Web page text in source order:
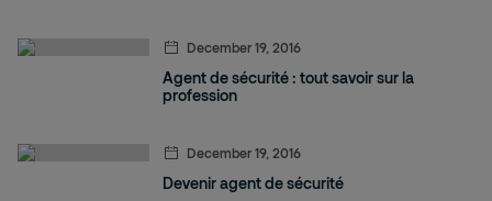
December 19, 2016
Agent de sécurité : tout savoir sur la
profession
December 19, 2016
Devenir agent de sécurité